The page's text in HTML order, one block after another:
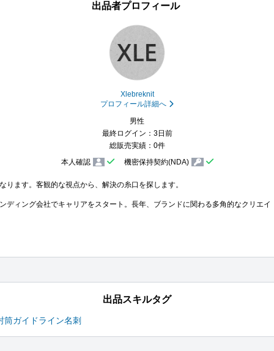
出品者プロフィール
Xlebreknit
プロフィール詳細へ
男性
最終ログイン：3日前
総販売実績：0件
本人確認
機密保持契約(NDA)
ります。客観的な視点から、解決の糸口を探します。
ディング会社でキャリアをスタート。長年、ブランドに関わる多角的なクリエイ
出品スキルタグ
筒ガイドライン名刺